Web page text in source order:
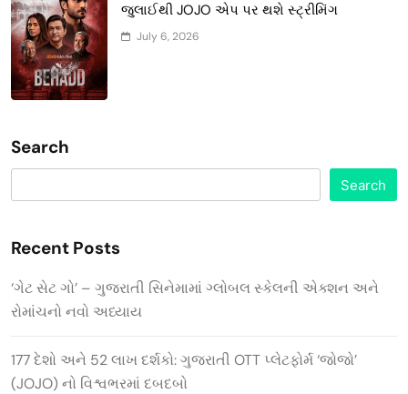
જુલાઈથી JOJO એપ પર થશે સ્ટ્રીમિંગ
July 6, 2026
Search
Search
Recent Posts
‘ગેટ સેટ ગો’ – ગુજરાતી સિનેમામાં ગ્લોબલ સ્કેલની એક્શન અને
રોમાંચનો નવો અધ્યાય
177 દેશો અને 52 લાખ દર્શકો: ગુજરાતી OTT પ્લેટફોર્મ ‘જોજો’
(JOJO) નો વિશ્વભરમાં દબદબો